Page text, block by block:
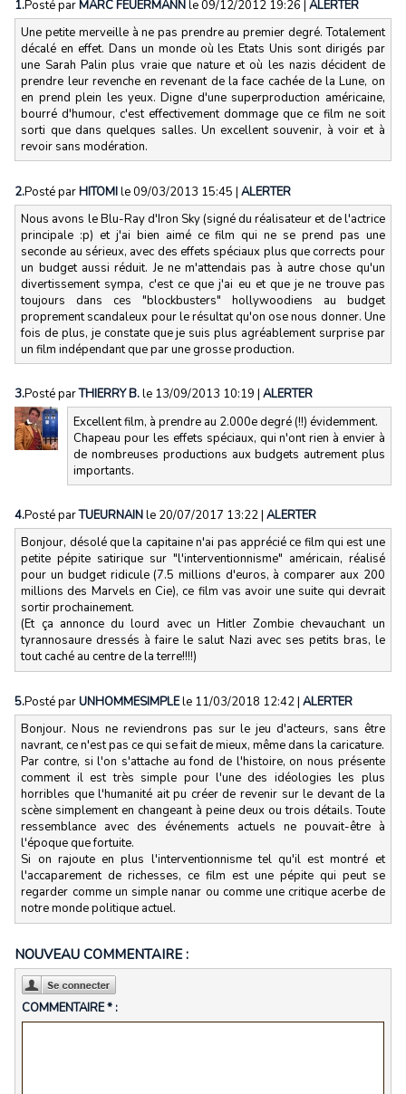
1.Posté parMARC FEUERMANNle 09/12/2012 19:26 | ALERTER
Une petite merveille à ne pas prendre au premier degré. Totalement
décalé en effet. Dans un monde où les Etats Unis sont dirigés par
une Sarah Palin plus vraie que nature et où les nazis décident de
prendre leur revenche en revenant de la face cachée de la Lune, on
en prend plein les yeux. Digne d'une superproduction américaine,
bourré d'humour, c'est effectivement dommage que ce film ne soit
sorti que dans quelques salles. Un excellent souvenir, à voir et à
revoir sans modération.
2.Posté parHITOMIle 09/03/2013 15:45 | ALERTER
Nous avons le Blu-Ray d'Iron Sky (signé du réalisateur et de l'actrice
principale :p) et j'ai bien aimé ce film qui ne se prend pas une
seconde au sérieux, avec des effets spéciaux plus que corrects pour
un budget aussi réduit. Je ne m'attendais pas à autre chose qu'un
divertissement sympa, c'est ce que j'ai eu et que je ne trouve pas
toujours dans ces "blockbusters" hollywoodiens au budget
proprement scandaleux pour le résultat qu'on ose nous donner. Une
fois de plus, je constate que je suis plus agréablement surprise par
un film indépendant que par une grosse production.
3.Posté parTHIERRY B.le 13/09/2013 10:19 | ALERTER
Excellent film, à prendre au 2.000e degré (!!) évidemment.
Chapeau pour les effets spéciaux, qui n'ont rien à envier à
de nombreuses productions aux budgets autrement plus
importants.
4.Posté parTUEURNAINle 20/07/2017 13:22| ALERTER
Bonjour, désolé que la capitaine n'ai pas apprécié ce film qui est une
petite pépite satirique sur "l'interventionnisme" américain, réalisé
pour un budget ridicule (7.5 millions d'euros, à comparer aux 200
millions des Marvels en Cie), ce film vas avoir une suite qui devrait
sortir prochainement.
(Et ça annonce du lourd avec un Hitler Zombie chevauchant un
tyrannosaure dressés à faire le salut Nazi avec ses petits bras, le
tout caché au centre de la terre!!!!)
5.Posté parUNHOMMESIMPLEle 11/03/2018 12:42| ALERTER
Bonjour. Nous ne reviendrons pas sur le jeu d'acteurs, sans être
navrant, ce n'est pas ce qui se fait de mieux, même dans la caricature.
Par contre, si l'on s'attache au fond de l'histoire, on nous présente
comment il est très simple pour l'une des idéologies les plus
horribles que l'humanité ait pu créer de revenir sur le devant de la
scène simplement en changeant à peine deux ou trois détails. Toute
ressemblance avec des événements actuels ne pouvait-être à
l'époque que fortuite.
Si on rajoute en plus l'interventionnisme tel qu'il est montré et
l'accaparement de richesses, ce film est une pépite qui peut se
regarder comme un simple nanar ou comme une critique acerbe de
notre monde politique actuel.
NOUVEAU COMMENTAIRE :
COMMENTAIRE * :